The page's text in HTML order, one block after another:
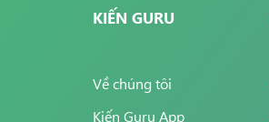
KIẾN GURU
Về chúng tôi
Kiến Guru App